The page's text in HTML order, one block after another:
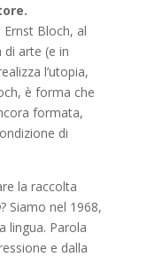
Bloch, al
di arte (e in
l’utopia,
è forma che
formata,
di
la raccolta
? Siamo nel 1968,
lingua. Parola
e dalla